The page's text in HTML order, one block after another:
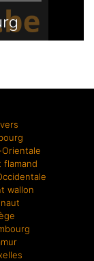
flamand
wallon